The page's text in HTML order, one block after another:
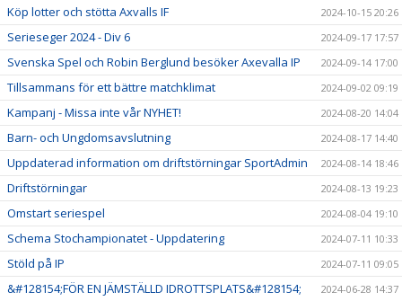
Köp lotter och stötta Axvalls IF 2024-10-15 20:26
Serieseger 2024 - Div 6 2024-09-17 17:57
Svenska Spel och Robin Berglund besöker Axevalla IP 2024-09-14 17:00
Tillsammans för ett bättre matchklimat 2024-09-02 09:19
Kampanj - Missa inte vår NYHET! 2024-08-20 14:04
Barn- och Ungdomsavslutning 2024-08-17 14:40
Uppdaterad information om driftstörningar SportAdmin 2024-08-14 18:46
Driftstörningar 2024-08-13 19:23
Omstart seriespel 2024-08-04 19:10
Schema Stochampionatet - Uppdatering 2024-07-11 10:33
Stöld på IP 2024-07-11 09:05
&#128154;FÖR EN JÄMSTÄLLD IDROTTSPLATS&#128154; 2024-06-28 14:37